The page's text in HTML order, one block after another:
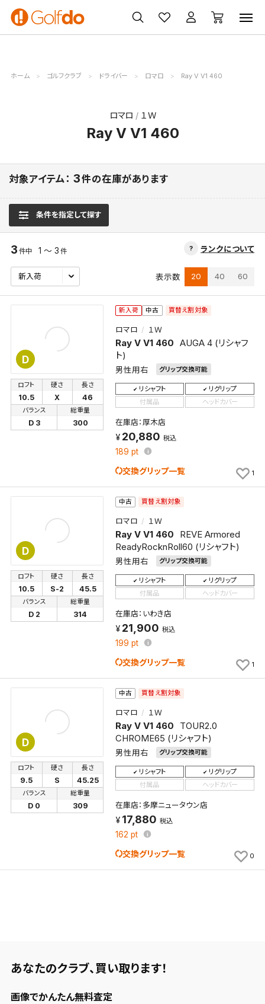
ゴルフ
クラブ
ゴルフ用品
買取
無料査定
クーポン
一覧
ホーム ゴルフクラブ ドライバー ロマロ Ray V V1 460
ロマロ １Ｗ
Ray V V1 460
対象アイテム： 3件の在庫があります
条件を指定して探す
ランクについて
3 件中 1 ～ 3 件
表示数 20 40 60
D
新入荷 中古 買替え割対象
ロマロ １Ｗ
Ray V V1 460 AUGA 4 (リシャフ
ト)
男性用右 グリップ交換可能
ロフト
10.5
硬さ
X
長さ
46
バランス
D 3
総重量
300
リシャフト
リグリップ
付属品
ヘッドカバー
在庫店：厚木店
20,880 税込
189 pt
交換グリップ一覧 1
D
中古 買替え割対象
ロマロ １Ｗ
Ray V V1 460
REVE Armored
ReadyRocknRoll60 (リシャフト)
男性用右 グリップ交換可能
ロフト
10.5
硬さ
S-2
長さ
45.5
バランス
D 2
総重量
314
リシャフト
リグリップ
付属品
ヘッドカバー
在庫店：いわき店
21,900 税込
199 pt
交換グリップ一覧 1
D
中古 買替え割対象
ロマロ １Ｗ
Ray V V1 460
TOUR2.0
CHROME65 (リシャフト)
男性用右 グリップ交換可能
ロフト
9.5
硬さ
S
長さ
45.25
バランス
D 0
総重量
309
リシャフト
リグリップ
付属品
ヘッドカバー
在庫店：多摩ニュータウン店
17,880 税込
162 pt
交換グリップ一覧 0
検索条件を保存
この検索条件をマイページ内「保存検索条件一覧」に
よく探す商品を、毎回条件指定することなく簡単に開
検索条件
新着通知
が入荷した際に、メール及びお客様のアカウント内の
「お知らせ」で通知します。
保存する
検索条件を保存
検索条件を保存しました。
これまで保存した検索条件は、マイページの「保存検
あなたのクラブ、 買い取ります！
画像でかんたん無料査定